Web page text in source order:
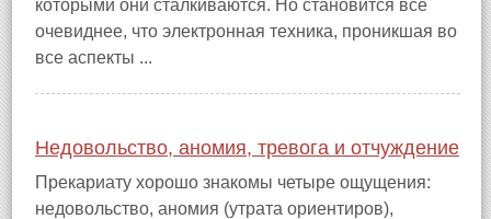
которыми они сталкиваются. Но становится все
очевиднее, что электронная техника, проникшая во
все аспекты ...
Недовольство, аномия, тревога и отчуждение
Прекариату хорошо знакомы четыре ощущения:
недовольство, аномия (утрата ориентиров),